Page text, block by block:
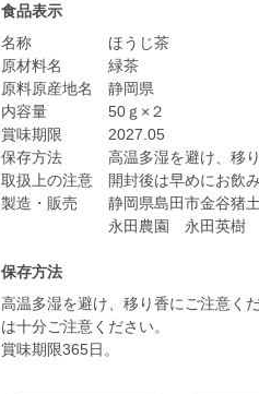
食品表示
名称 ほうじ茶
原材料名 緑茶
原料原産地名 静岡県
内容量 50ｇ×２
賞味期限 2027.05
保存方法 高温多湿を避け、移り
取扱上の注意 開封後は早めにお飲み
製造・販売 静岡県島田市金谷猪
永田農園 永田英樹
保存方法
高温多湿を避け、移り香にご注意く
は十分ご注意ください。
賞味期限365日。